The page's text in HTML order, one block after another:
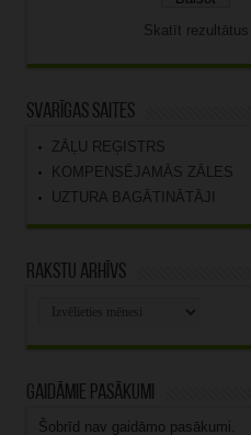
Skatīt rezultātus
Svarīgas saites
ZĀĻU REĢISTRS
KOMPENSĒJAMĀS ZĀLES
UZTURA BAGĀTINĀTĀJI
Rakstu arhīvs
Gaidāmie pasākumi
Šobrīd nav gaidāmo pasākumi.